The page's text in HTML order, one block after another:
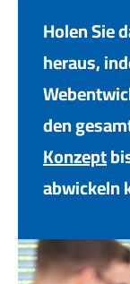
Holen Sie
heraus,
den
Konzept
abwickeln